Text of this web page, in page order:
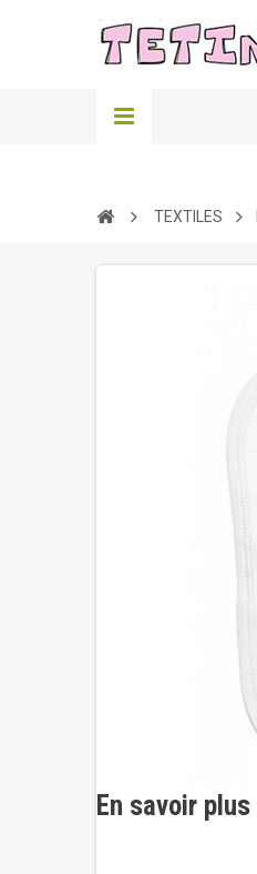
TEXTILES
En savoir plus